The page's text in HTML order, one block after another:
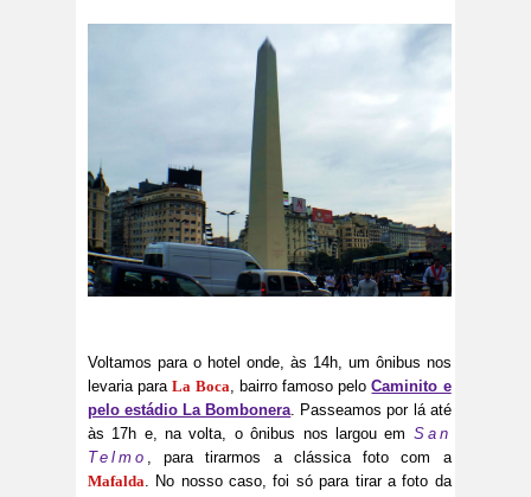
Voltamos para o hotel onde, às 14h, um ônibus nos
levaria paraLa Boca, bairro famoso peloCaminito e
pelo estádio La Bombonera. Passeamos por lá até
às 17h e, na volta, o ônibus nos largou em San
Telmo , para tirarmos a clássica foto com a
Mafalda. No nosso caso, foi só para tirar a foto da